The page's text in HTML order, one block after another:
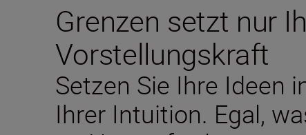
Grenzen setzt nur
Vorstellungskraft
Setzen Sie Ihre Ideen
Ihrer Intuition. Egal,